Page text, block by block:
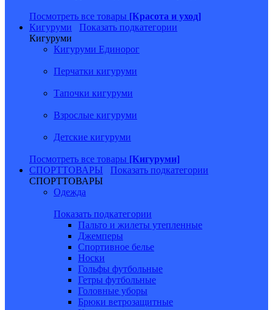
Посмотреть все товары [Красота и уход]
Кигуруми
Показать подкатегории
Кигуруми
Кигуруми Единорог
Перчатки кигуруми
Тапочки кигуруми
Взрослые кигуруми
Детские кигуруми
Посмотреть все товары [Кигуруми]
СПОРТТОВАРЫ
Показать подкатегории
СПОРТТОВАРЫ
Одежда
Показать подкатегории
Пальто и жилеты утепленные
Джемперы
Спортивное белье
Носки
Гольфы футбольные
Гетры футбольные
Головные уборы
Брюки ветрозащитные